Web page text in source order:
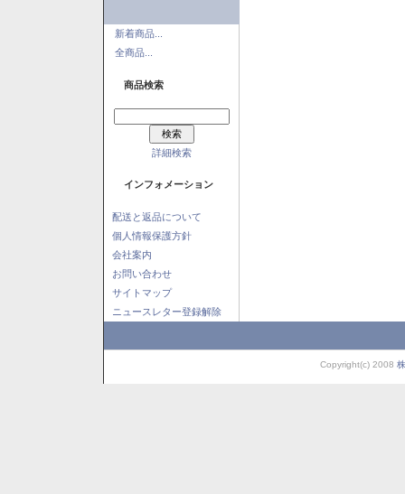
新着商品...
全商品...
商品検索
詳細検索
インフォメーション
配送と返品について
個人情報保護方針
会社案内
お問い合わせ
サイトマップ
ニュースレター登録解除
Copyright(c) 2008